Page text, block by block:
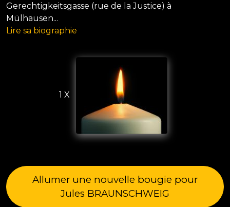
Gerechtigkeitsgasse (rue de la Justice) à
Mülhausen...
Lire sa biographie
1 X
Allumer une nouvelle bougie pour
Jules BRAUNSCHWEIG